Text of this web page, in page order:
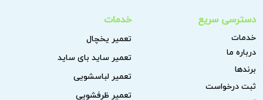
دسترسی سریع
خدمات
درباره ما
برندها
ثبت درخواست
خدمات
تعمیر یخچال
تعمیر ساید بای ساید
تعمیر لباسشویی
تعمیر ظرفشویی